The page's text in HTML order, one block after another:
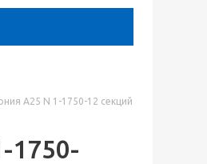
А25 N 1-1750-12 секций
1750-